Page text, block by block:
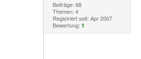
Beiträge: 68
Themen: 4
Registriert seit: Apr 2007
Bewertung: 1